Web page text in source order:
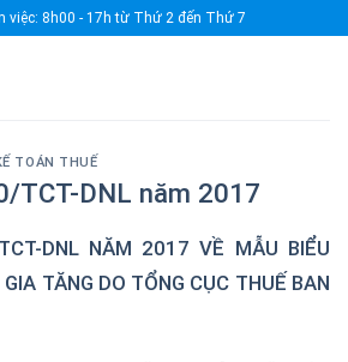
việc: 8h00 - 17h từ Thứ 2 đến Thứ 7
TOÁN THUẾ
TCT-DNL năm 2017
DNL NĂM 2017 VỀ MẪU BIỂU
TĂNG DO TỔNG CỤC THUẾ BAN